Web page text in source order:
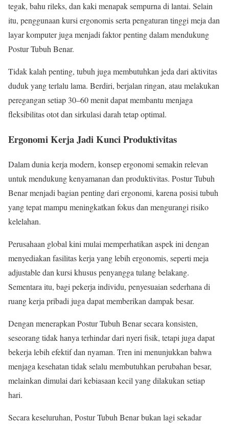
tegak, bahu rileks, dan kaki menapak sempurna di lantai. Selain
itu, penggunaan kursi ergonomis serta pengaturan tinggi meja dan
layar komputer juga menjadi faktor penting dalam mendukung
Postur Tubuh Benar.
Tidak kalah penting, tubuh juga membutuhkan jeda dari aktivitas
duduk yang terlalu lama. Berdiri, berjalan ringan, atau melakukan
peregangan setiap 30–60 menit dapat membantu menjaga
fleksibilitas otot dan sirkulasi darah tetap optimal.
Ergonomi Kerja Jadi Kunci Produktivitas
Dalam dunia kerja modern, konsep ergonomi semakin relevan
untuk mendukung kenyamanan dan produktivitas. Postur Tubuh
Benar menjadi bagian penting dari ergonomi, karena posisi tubuh
yang tepat mampu meningkatkan fokus dan mengurangi risiko
kelelahan.
Perusahaan global kini mulai memperhatikan aspek ini dengan
menyediakan fasilitas kerja yang lebih ergonomis, seperti meja
adjustable dan kursi khusus penyangga tulang belakang.
Sementara itu, bagi pekerja individu, penyesuaian sederhana di
ruang kerja pribadi juga dapat memberikan dampak besar.
Dengan menerapkan Postur Tubuh Benar secara konsisten,
seseorang tidak hanya terhindar dari nyeri fisik, tetapi juga dapat
bekerja lebih efektif dan nyaman. Tren ini menunjukkan bahwa
menjaga kesehatan tidak selalu membutuhkan perubahan besar,
melainkan dimulai dari kebiasaan kecil yang dilakukan setiap
hari.
Secara keseluruhan, Postur Tubuh Benar bukan lagi sekadar